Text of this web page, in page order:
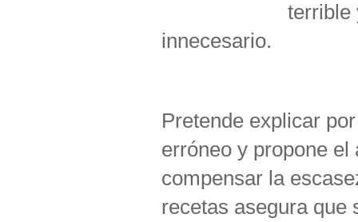
terrible
innecesario.
Pretende explicar
erróneo y propone el
compensar la
recetas asegura que